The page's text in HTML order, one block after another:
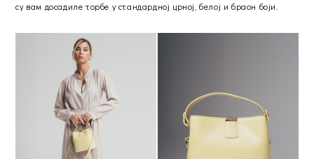
су вам досадиле торбе у стандардној црној, белој и браон боји.